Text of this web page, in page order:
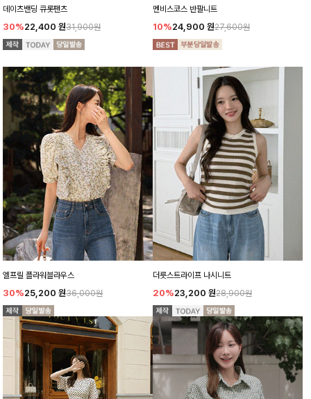
데이츠밴딩 큐롯팬츠
30%22,400 원31,900원
멘비스코스 반팔니트
10%24,900 원27,600원
엘프릴 플라워블라우스
30%25,200 원36,000원
더릇스트라이프 나시니트
20%23,200 원28,900원